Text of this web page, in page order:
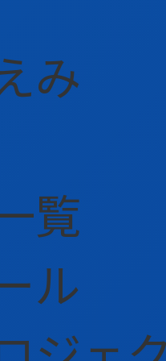
み
覧
ル